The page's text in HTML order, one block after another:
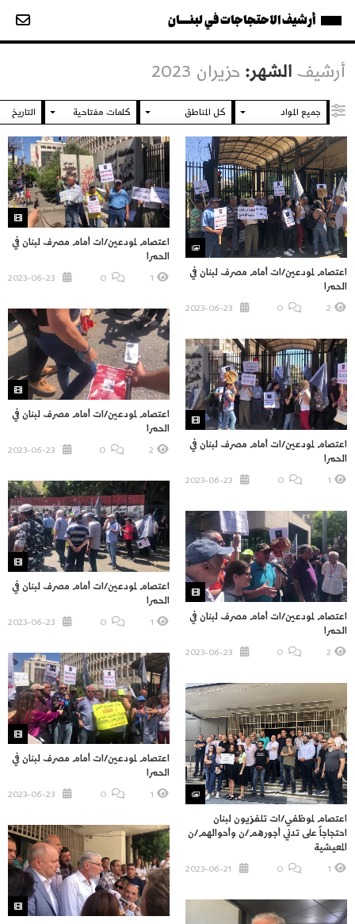
أرشيف الاحتجاجات في لبنــــان
أرشيف الشهر: حزيران 2023
اعتصام لمودعين/ات أمام مصرف لبنان في
الحمرا
2
O
اعتصام لمودعين/ات أمام مصرف لبنان في
الحمرا
1
O
اعتصام لمودعين/ات أمام مصرف لبنان في
الحمرا
2
O
اعتصام لمودعين/ات أمام مصرف لبنان في
الحمرا
1
O
اعتصام لمودعين/ات أمام مصرف لبنان في
الحمرا
1
O
اعتصام لمودعين/ات أمام مصرف لبنان في
الحمرا
2
O
اعتصام لمودعين/ات أمام مصرف لبنان في
الحمرا
1
O
اعتصام لموظفي/ات تلفزيون لبنان
احتجاجاً على تدني أجورهم/ن وأحوالهم/ن
المعيشية
1